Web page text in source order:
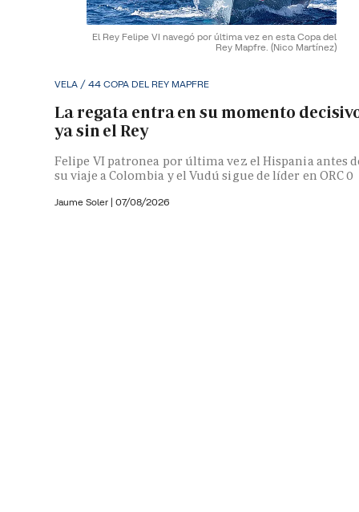
El Rey Felipe VI navegó por última vez en esta Copa del
Rey Mapfre. (Nico Martínez)
VELA / 44 COPA DEL REY MAPFRE
La regata entra en su momento
ya sin el Rey
Felipe VI patronea por última vez el Hispania antes
su viaje a Colombia y el Vudú sigue de líder en ORC 0
Jaume Soler | 07/08/2026